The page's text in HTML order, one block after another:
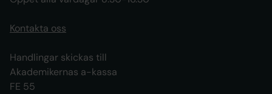
Kontakta oss
Handlingar skickas till
Akademikernas a-kassa
FE 55